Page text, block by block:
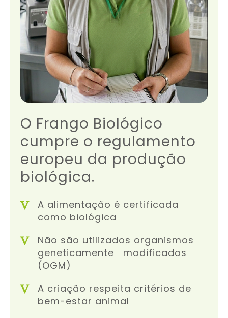
O Frango Biológico
cumpre o regulamento
europeu da produção
biológica.
A alimentação é certificada
como biológica
Não são utilizados organismos
geneticamente modificados
(OGM)
A criação respeita critérios de
bem-estar animal